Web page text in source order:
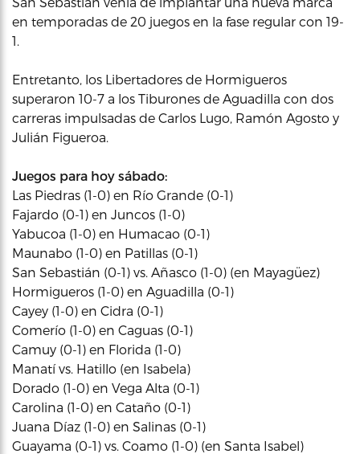
en temporadas de 20 juegos en la fase regular con 19-
1.
Entretanto, los Libertadores de Hormigueros
superaron 10-7 a los Tiburones de Aguadilla con dos
carreras impulsadas de Carlos Lugo, Ramón Agosto y
Julián Figueroa.
Juegos para hoy sábado:
Las Piedras (1-0) en Río Grande (0-1)
Fajardo (0-1) en Juncos (1-0)
Yabucoa (1-0) en Humacao (0-1)
Maunabo (1-0) en Patillas (0-1)
San Sebastián (0-1) vs. Añasco (1-0) (en Mayagüez)
Hormigueros (1-0) en Aguadilla (0-1)
Cayey (1-0) en Cidra (0-1)
Comerío (1-0) en Caguas (0-1)
Camuy (0-1) en Florida (1-0)
Manatí vs. Hatillo (en Isabela)
Dorado (1-0) en Vega Alta (0-1)
Carolina (1-0) en Cataño (0-1)
Juana Díaz (1-0) en Salinas (0-1)
Guayama (0-1) vs. Coamo (1-0) (en Santa Isabel)